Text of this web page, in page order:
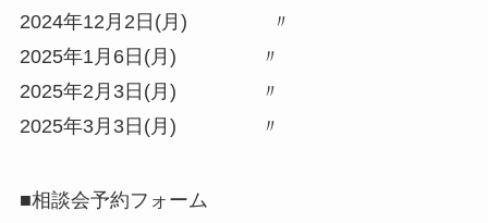
2024年12月2日(月) 〃
2025年1月6日(月) 〃
2025年2月3日(月) 〃
2025年3月3日(月) 〃
■相談会予約フォーム